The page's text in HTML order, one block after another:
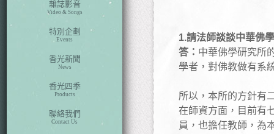
雜誌影音
Video & Songs
特別企劃
Events
香光新聞
News
香光四季
Products
聯絡我們
Contact Us
1.請法師談談中華佛
答： 中華佛學研究所
學者，對佛教做有系
所以，本所的方針有
在師資方面，目前有
員，也擔任教師，為